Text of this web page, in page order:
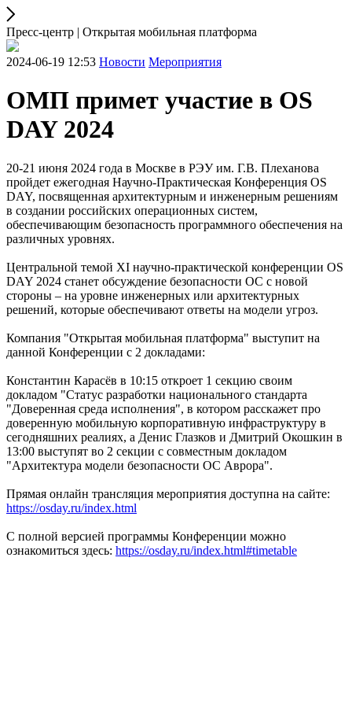
Пресс-центр | Открытая мобильная платформа
2024-06-19 12:53 Новости Мероприятия
ОМП примет участие в OS
DAY 2024
20-21 июня 2024 года в Москве в РЭУ им. Г.В. Плеханова
пройдет ежегодная Научно-Практическая Конференция OS
DAY, посвященная архитектурным и инженерным решениям
в создании российских операционных систем,
обеспечивающим безопасность программного обеспечения на
различных уровнях.
Центральной темой ХI научно-практической конференции OS
DAY 2024 станет обсуждение безопасности ОС с новой
стороны – на уровне инженерных или архитектурных
решений, которые обеспечивают ответы на модели угроз.
Компания "Открытая мобильная платформа" выступит на
данной Конференции с 2 докладами:
Константин Карасёв в 10:15 откроет 1 секцию своим
докладом "Статус разработки национального стандарта
"Доверенная среда исполнения", в котором расскажет про
доверенную мобильную корпоративную инфраструктуру в
сегодняшних реалиях, а Денис Глазков и Дмитрий Окошкин в
13:00 выступят во 2 секции с совместным докладом
"Архитектура модели безопасности ОС Аврора".
Прямая онлайн трансляция мероприятия доступна на сайте:
https://osday.ru/index.html
С полной версией программы Конференции можно
ознакомиться здесь: https://osday.ru/index.html#timetable